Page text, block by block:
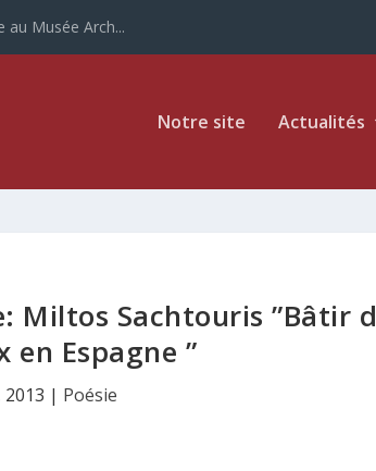
Notre site Actualités
Miltos Sachtouris ”Bâtir
en Espagne ”
2013 | Poésie